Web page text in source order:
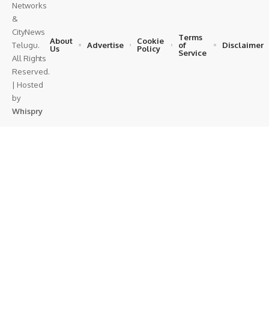
Networks
&
CityNews
Telugu.
All Rights
Reserved.
| Hosted
by
Whispry
About
Us
Advertise
Cookie
Policy
Terms
of
Service
Disclaimer